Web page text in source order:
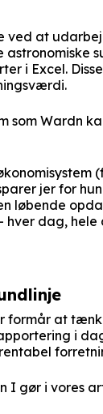
ved at
i Excel.
som Wardn
jer for
løbende
hver dag, hele
formår at
i
I gør i vores